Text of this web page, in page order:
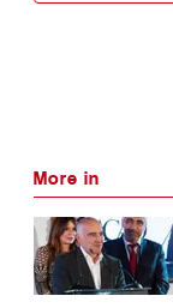
More in